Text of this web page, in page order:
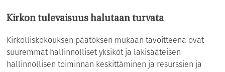
Kirkon tulevaisuus halutaan turvata
Kirkolliskokouksen päätöksen mukaan tavoitteena ovat
suuremmat hallinnolliset yksiköt ja lakisääteisen
hallinnollisen toiminnan keskittäminen ja resurssien ja